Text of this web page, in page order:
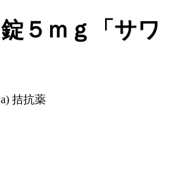
５ｍｇ「サワ
拮抗薬